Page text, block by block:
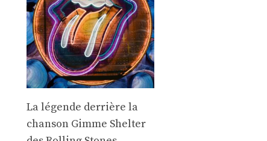
La légende derrière la
chanson Gimme Shelter